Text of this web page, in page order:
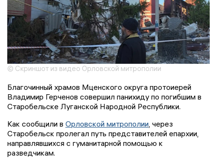
© Скриншот из видео Орловской митрополии
Благочинный храмов Мценского округа протоиерей
Владимир Герченов совершил панихиду по погибшим в
Старобельске Луганской Народной Республики.
Как сообщили в Орловской митрополии , через
Старобельск пролегал путь представителей епархии,
направлявшихся с гуманитарной помощью к
разведчикам.